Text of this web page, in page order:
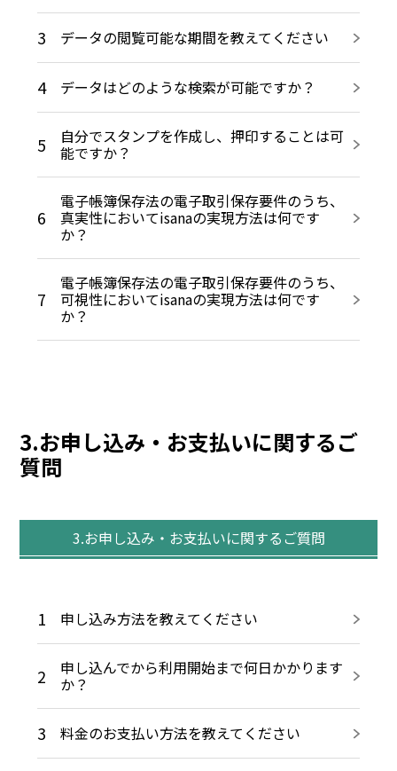
3 データの閲覧可能な期間を教えてください
4 データはどのような検索が可能ですか？
5 自分でスタンプを作成し、押印することは可
能ですか？
6
電子帳簿保存法の電子取引保存要件のうち、
真実性においてisanaの実現方法は何です
か？
7
電子帳簿保存法の電子取引保存要件のうち、
可視性においてisanaの実現方法は何です
か？
3.お申し込み・お支払いに関するご
質問
3.お申し込み・お支払いに関するご質問
1 申し込み方法を教えてください
2 申し込んでから利用開始まで何日かかります
か？
3 料金のお支払い方法を教えてください